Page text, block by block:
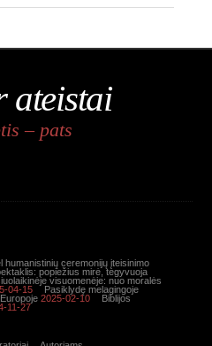
ateistai
– pats
humanistinių ceremonijų įteisinimo
popiežius mirė, tegyvuoja
visuomenėje: nuo moralės
04-15
Pasiklydę melagingoje
2025-02-10
Biblijos
11-27